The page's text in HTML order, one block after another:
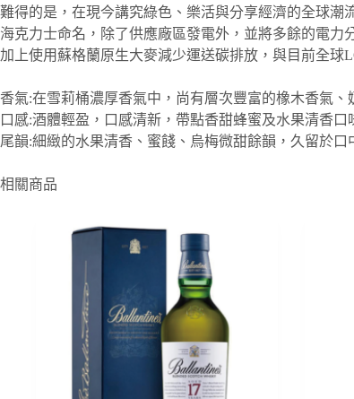
難得的是，在現今講究綠色、樂活與分享經濟的全球潮
海克力士命名，除了供應廠區發電外，並將多餘的電力
加上使用蘇格蘭原生大麥減少運送碳排放，與目前全
香氣:在雪莉桶濃厚香氣中，尚有層次豐富的橡木香氣
口感:酒體輕盈，口感清新，帶點香甜蜂蜜及水果清香
尾韻:細緻的水果清香、蜜餞、烏梅微甜餘韻，久留於口
相關商品